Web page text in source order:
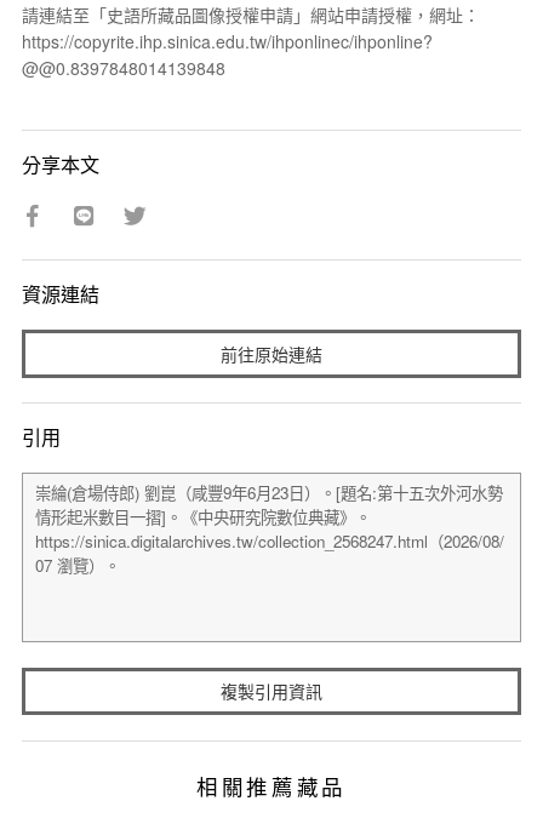
請連結至「史語所藏品圖像授權申請」網站申請授權，網址：
https://copyrite.ihp.sinica.edu.tw/ihponlinec/ihponline?
@@0.8397848014139848
分享本文
資源連結
前往原始連結
引用
複製引用資訊
相關推薦藏品